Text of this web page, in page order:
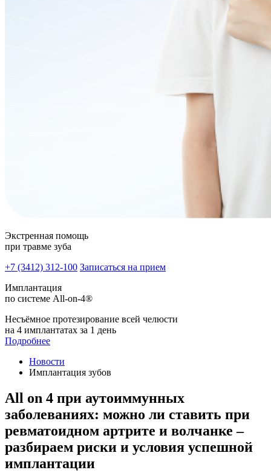
Экстренная помощь
при травме зуба
+7 (3412) 312-100 Записаться на прием
Имплантация
по системе All-on-4®
Несъёмное протезирование всей челюсти
на 4 имплантатах за 1 день
Подробнее
Новости
Имплантация зубов
All on 4 при аутоиммунных
заболеваниях: можно ли ставить при
ревматоидном артрите и волчанке –
разбираем риски и условия успешной
имплантации